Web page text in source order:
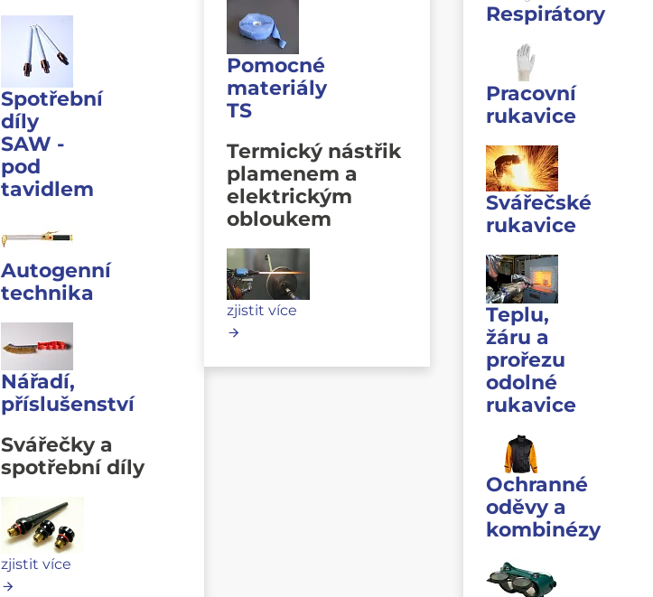
Spotřební
díly
SAW -
pod
tavidlem
Autogenní
technika
Nářadí,
příslušenství
Svářečky a
spotřební díly
zjistit více
Pomocné
materiály
TS
Termický nástřik
plamenem a
elektrickým
obloukem
zjistit více
Respirátory
Pracovní
rukavice
Svářečské
rukavice
Teplu,
žáru a
prořezu
odolné
rukavice
Ochranné
oděvy a
kombinézy